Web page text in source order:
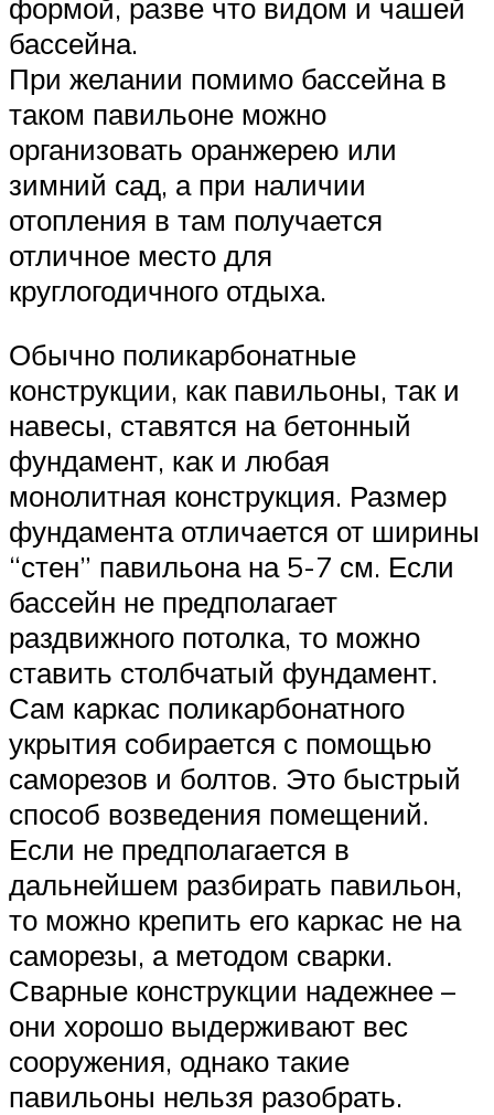
формой, разве что видом и чашей
бассейна.
При желании помимо бассейна в
таком павильоне можно
организовать оранжерею или
зимний сад, а при наличии
отопления в там получается
отличное место для
круглогодичного отдыха.
Обычно поликарбонатные
конструкции, как павильоны, так и
навесы, ставятся на бетонный
фундамент, как и любая
монолитная конструкция. Размер
фундамента отличается от ширины
“стен” павильона на 5-7 см. Если
бассейн не предполагает
раздвижного потолка, то можно
ставить столбчатый фундамент.
Сам каркас поликарбонатного
укрытия собирается с помощью
саморезов и болтов. Это быстрый
способ возведения помещений.
Если не предполагается в
дальнейшем разбирать павильон,
то можно крепить его каркас не на
саморезы, а методом сварки.
Сварные конструкции надежнее –
они хорошо выдерживают вес
сооружения, однако такие
павильоны нельзя разобрать.